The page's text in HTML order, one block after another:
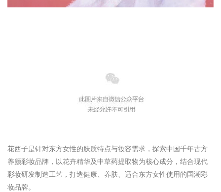
花西子是针对东方女性的肤质特点与妆容需求，探索中国千年古方
养颜彩妆品牌，以花卉精华及中草药提取物为核心成分，结合现代
彩妆研发制造工艺，打造健康、养肤、适合东方女性使用的国潮彩
妆品牌。